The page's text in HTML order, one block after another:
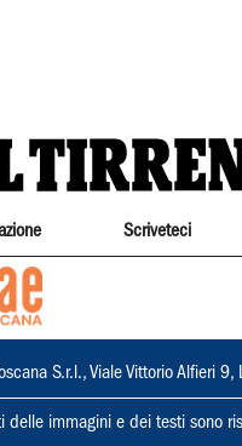
Scriveteci
S.r.l., Viale Vittorio Alfieri
delle immagini e dei testi sono